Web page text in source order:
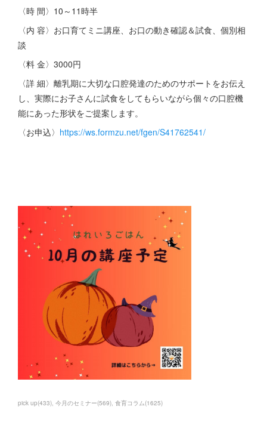
〈時 間〉10～11時半
〈内 容〉お口育てミニ講座、お口の動き確認＆試食、個別相
談
〈料 金〉3000円
〈詳 細〉離乳期に大切な口腔発達のためのサポートをお伝え
し、実際にお子さんに試食をしてもらいながら個々の口腔機
能にあった形状をご提案します。
〈お申込〉 https://ws.formzu.net/fgen/S41762541/
pick up(433) 今月のセミナー(569) 食育コラム(1625)